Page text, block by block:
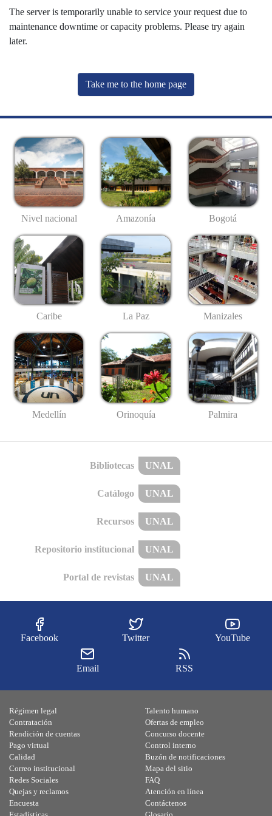
The server is temporarily unable to service your request due to
maintenance downtime or capacity problems. Please try again
later.
Take me to the home page
Nivel nacional Amazonía Bogotá
Caribe La Paz Manizales
Medellín Orinoquía Palmira
Bibliotecas UNAL
Catálogo UNAL
Recursos UNAL
Repositorio institucional UNAL
Portal de revistas UNAL
Facebook Twitter YouTube
Email RSS
Régimen legal
Contratación
Rendición de cuentas
Pago virtual
Calidad
Talento humano
Ofertas de empleo
Concurso docente
Control interno
Buzón de notificaciones
Correo institucional
Redes Sociales
Quejas y reclamos
Encuesta
Mapa del sitio
FAQ
Atención en línea
Contáctenos